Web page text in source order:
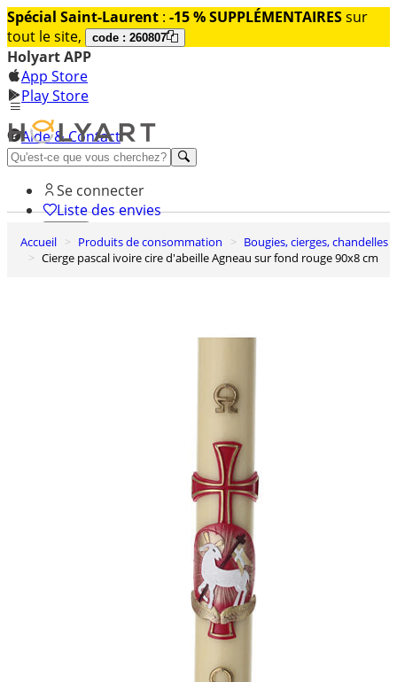
Spécial Saint-Laurent : -15 % SUPPLÉMENTAIRESsur
tout le site,
code : 260807
Holyart APP
App Store
Play Store
Aide & Contact
Découvrez Premium
Se connecter
Liste des envies
0
Panier
Accueil Produits de consommation
Bougies, cierges, chandelles
Cierge pascal ivoire cire d'abeille Agneau sur fond rouge 90x8 cm